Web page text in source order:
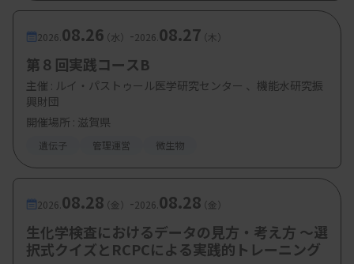
2026. 08.26（水） -2026. 08.27（木）
第８回実践コースB
主催 : ルイ・パストゥール医学研究センター 、機能水研究振
興財団
開催場所 : 滋賀県
遺伝子 管理運営 微生物
2026. 08.28（金） -2026. 08.28（金）
生化学検査におけるデータの見方・考え方 ～選
択式クイズとRCPCによる実践的トレーニング